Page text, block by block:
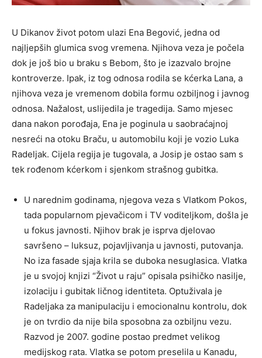
U Dikanov život potom ulazi Ena Begović, jedna od
najljepših glumica svog vremena. Njihova veza je počela
dok je još bio u braku s Bebom, što je izazvalo brojne
kontroverze. Ipak, iz tog odnosa rodila se kćerka Lana, a
njihova veza je vremenom dobila formu ozbiljnog i javnog
odnosa. Nažalost, uslijedila je tragedija. Samo mjesec
dana nakon porođaja, Ena je poginula u saobraćajnoj
nesreći na otoku Braču, u automobilu koji je vozio Lukа
Radeljak. Cijela regija je tugovala, a Josip je ostao sam s
tek rođenom kćerkom i sjenkom strašnog gubitka.
U narednim godinama, njegova veza s Vlatkom Pokos,
tada popularnom pjevačicom i TV voditeljkom, došla je
u fokus javnosti. Njihov brak je isprva djelovao
savršeno – luksuz, pojavljivanja u javnosti, putovanja.
No iza fasade sjaja krila se duboka nesuglasica. Vlatka
je u svojoj knjizi “Život u raju” opisala psihičko nasilje,
izolaciju i gubitak ličnog identiteta. Optuživala je
Radeljaka za manipulaciju i emocionalnu kontrolu, dok
je on tvrdio da nije bila sposobna za ozbiljnu vezu.
Razvod je 2007. godine postao predmet velikog
medijskog rata. Vlatka se potom preselila u Kanadu,